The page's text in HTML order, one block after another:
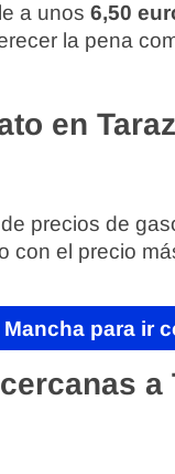
a unos 6,50
la pena
en
precios de
con el precio
para ir
a